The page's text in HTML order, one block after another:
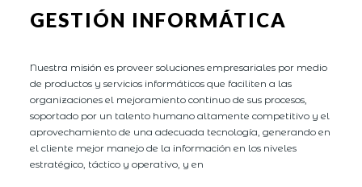
GESTIÓN INFORMÁTICA
Nuestra misión es proveer soluciones empresariales por medio
de productos y servicios informáticos que faciliten a las
organizaciones el mejoramiento continuo de sus procesos,
soportado por un talento humano altamente competitivo y el
aprovechamiento de una adecuada tecnología, generando en
el cliente mejor manejo de la información en los niveles
estratégico, táctico y operativo, y en